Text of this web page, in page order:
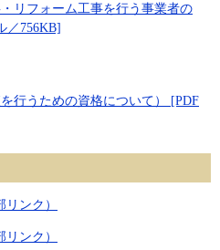
リフォーム工事を行う事業者の
／756KB]
行うための資格について） [PDF
ンク）
ンク）